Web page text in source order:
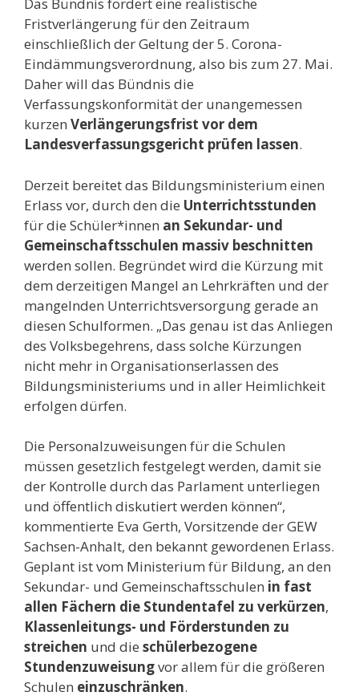
Das Bündnis fordert eine realistische
Fristverlängerung für den Zeitraum
einschließlich der Geltung der 5. Corona-
Eindämmungsverordnung, also bis zum 27. Mai.
Daher will das Bündnis die
Verfassungskonformität der unangemessen
kurzen Verlängerungsfrist vor dem
Landesverfassungsgericht prüfen lassen.
Derzeit bereitet das Bildungsministerium einen
Erlass vor, durch den die Unterrichtsstunden
für die Schüler*innen an Sekundar- und
Gemeinschaftsschulen massiv beschnitten
werden sollen. Begründet wird die Kürzung mit
dem derzeitigen Mangel an Lehrkräften und der
mangelnden Unterrichtsversorgung gerade an
diesen Schulformen. „Das genau ist das Anliegen
des Volksbegehrens, dass solche Kürzungen
nicht mehr in Organisationserlassen des
Bildungsministeriums und in aller Heimlichkeit
erfolgen dürfen.
Die Personalzuweisungen für die Schulen
müssen gesetzlich festgelegt werden, damit sie
der Kontrolle durch das Parlament unterliegen
und öffentlich diskutiert werden können“,
kommentierte Eva Gerth, Vorsitzende der GEW
Sachsen-Anhalt, den bekannt gewordenen Erlass.
Geplant ist vom Ministerium für Bildung, an den
Sekundar- und Gemeinschaftsschulen in fast
allen Fächern die Stundentafel zu verkürzen,
Klassenleitungs- und Förderstunden zu
streichen und die schülerbezogene
Stundenzuweisungvor allem für die größeren
Schulen einzuschränken.